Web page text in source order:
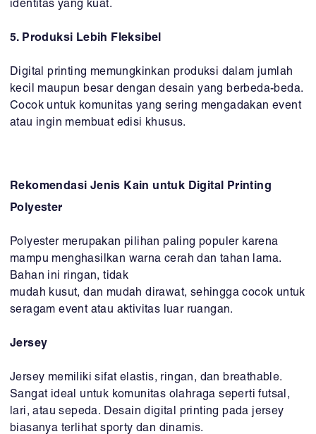
identitas yang kuat.
5. Produksi Lebih Fleksibel
Digital printing memungkinkan produksi dalam jumlah
kecil maupun besar dengan desain yang berbeda-beda.
Cocok untuk komunitas yang sering mengadakan event
atau ingin membuat edisi khusus.
Rekomendasi Jenis Kain untuk Digital Printing
Polyester
Polyester merupakan pilihan paling populer karena
mampu menghasilkan warna cerah dan tahan lama.
Bahan ini ringan, tidak
mudah kusut, dan mudah dirawat, sehingga cocok untuk
seragam event atau aktivitas luar ruangan.
Jersey
Jersey memiliki sifat elastis, ringan, dan breathable.
Sangat ideal untuk komunitas olahraga seperti futsal,
lari, atau sepeda. Desain digital printing pada jersey
biasanya terlihat sporty dan dinamis.